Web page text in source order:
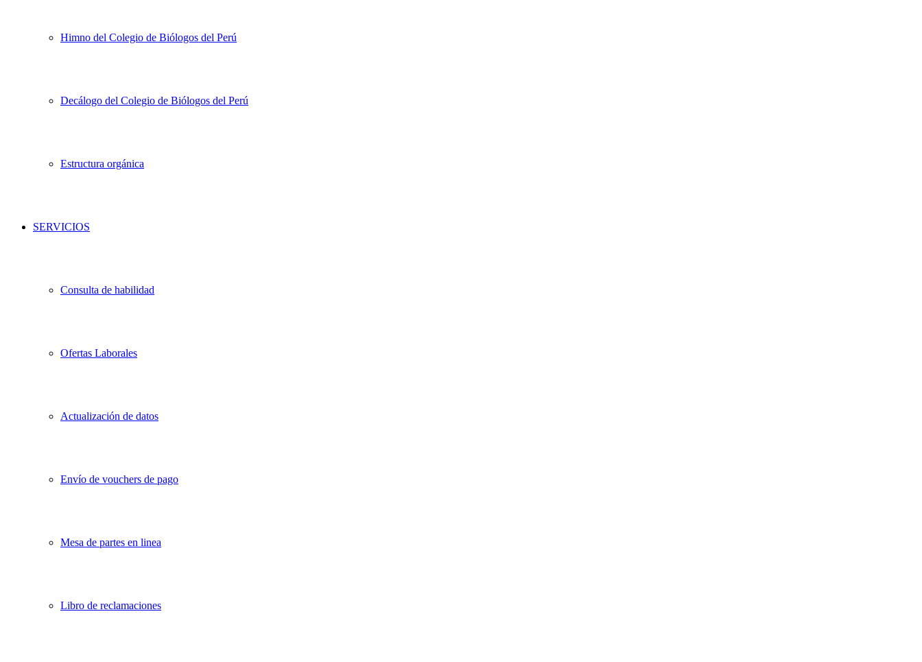
Himno del Colegio de Biólogos del Perú
Decálogo del Colegio de Biólogos del Perú
Estructura orgánica
SERVICIOS
Consulta de habilidad
Ofertas Laborales
Actualización de datos
Envío de vouchers de pago
Mesa de partes en linea
Libro de reclamaciones